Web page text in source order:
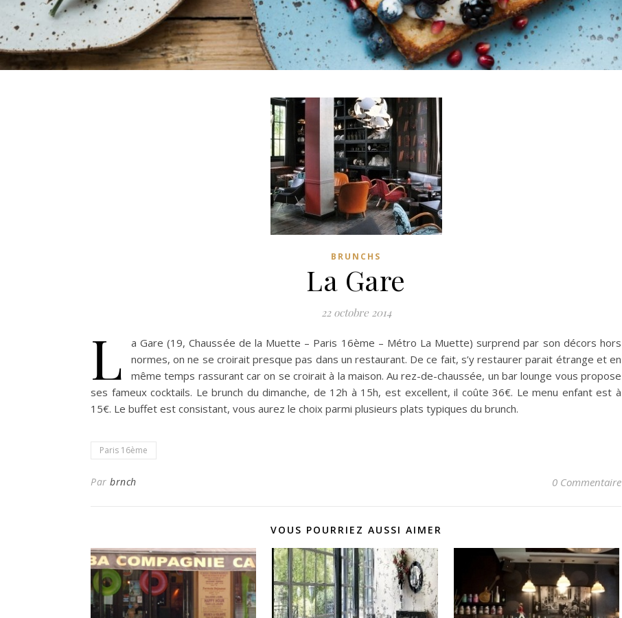
BRUNCHS
La Gare
22 octobre 2014
L
a Gare (19, Chaussée de la Muette – Paris 16ème – Métro La Muette) surprend par son décors hors
normes, on ne se croirait presque pas dans un restaurant. De ce fait, s’y restaurer parait étrange et en
même temps rassurant car on se croirait à la maison. Au rez-de-chaussée, un bar lounge vous propose
ses fameux cocktails. Le brunch du dimanche, de 12h à 15h, est excellent, il coûte 36€. Le menu enfant est à
15€. Le buffet est consistant, vous aurez le choix parmi plusieurs plats typiques du brunch.
Paris 16ème
Par brnch 0 Commentaire
VOUS POURRIEZ AUSSI AIMER